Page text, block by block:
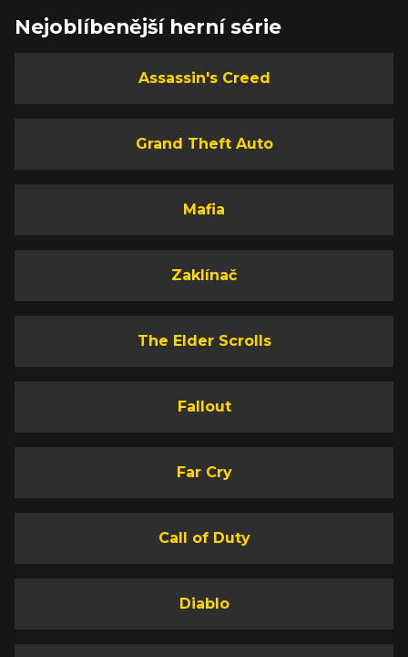
Nejoblíbenější herní série
Assassin's Creed
Grand Theft Auto
Mafia
Zaklínač
The Elder Scrolls
Fallout
Far Cry
Call of Duty
Diablo